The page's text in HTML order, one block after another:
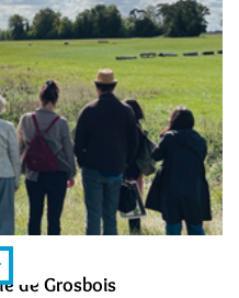
de Grosbois